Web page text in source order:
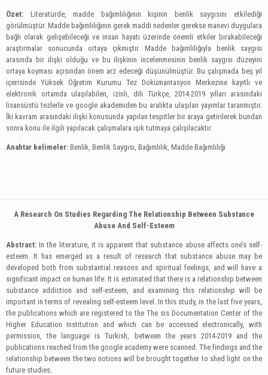
Özet: Literatürde, madde bağımlılığının kişinin benlik saygısını etkilediği
görülmüştür. Madde bağımlılığının gerek maddi nedenler gerekse manevi duygulara
bağlı olarak gelişebileceği ve insan hayatı üzerinde önemli etkiler bırakabileceği
araştırmalar sonucunda ortaya çıkmıştır. Madde bağımlılığıyla benlik saygısı
arasında bir ilişki olduğu ve bu ilişkinin incelenmesinin benlik saygısı düzeyini
ortaya koyması açısından önem arz edeceği düşünülmüştür. Bu çalışmada beş yıl
içerisinde Yüksek Öğretim Kurumu Tez Dokümantasyon Merkezine kayıtlı ve
elektronik ortamda ulaşılabilen, izinli, dili Türkçe, 2014-2019 yılları arasındaki
lisansüstü tezlerle ve google akademiden bu aralıkta ulaşılan yayımlartaranmıştır.
İki kavram arasındaki ilişki konusunda yapılan tespitler bir araya getirilerek bundan
sonra konu ile ilgili yapılacak çalışmalara ışık tutmaya çalışılacaktır.
Anahtar kelimeler: Benlik, Benlik Saygısı, Bağımlılık, Madde Bağımlılığı
A Research On Studies Regarding The Relationship Between Substance
Abuse And Self-Esteem
Abstract: In the literature, it is apparent that substance abuse affects one’s self-
esteem. It has emerged as a result of research that substance abuse may be
developed both from substantial reasons and spiritual feelings, and will have a
significant impact on human life. It is estimated that there is a relationship between
substance addiction and self-esteem, and examining this relationship will be
important in terms of revealing self-esteem level. In this study, in the last five years,
the publications which are registered to the The sis Documentation Center of the
Higher Education Institution and which can be accessed electronically, with
permission, the language is Turkish, between the years 2014-2019 and the
publications reached from the google academy were scanned. The findings and the
relationship between the two notions will be brought together to shed light on the
future studies.